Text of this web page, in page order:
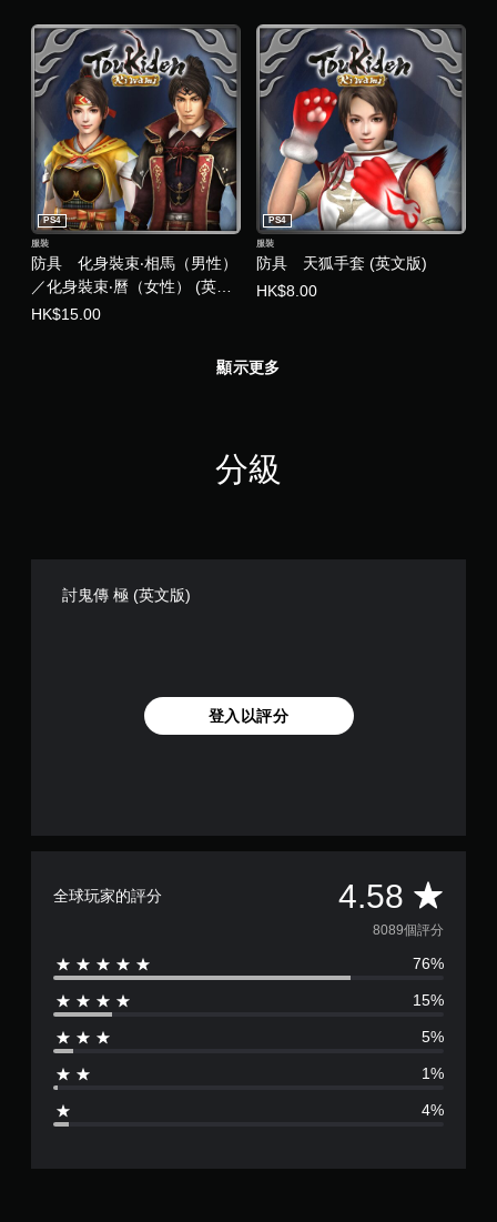
防具 化身裝束‧相馬（男性）
／化身裝束‧曆（女性） (英文
版)
PS4
服裝
HK$15.00
防具 天狐手套 (英文版)
PS4
服裝
HK$8.00
顯示更多
分級
討鬼傳 極 (英文版)
登入以評分
全球玩家的評分 4.58 平
均
評
分
5
8089個評分
76%
15%
5%
1%
4%